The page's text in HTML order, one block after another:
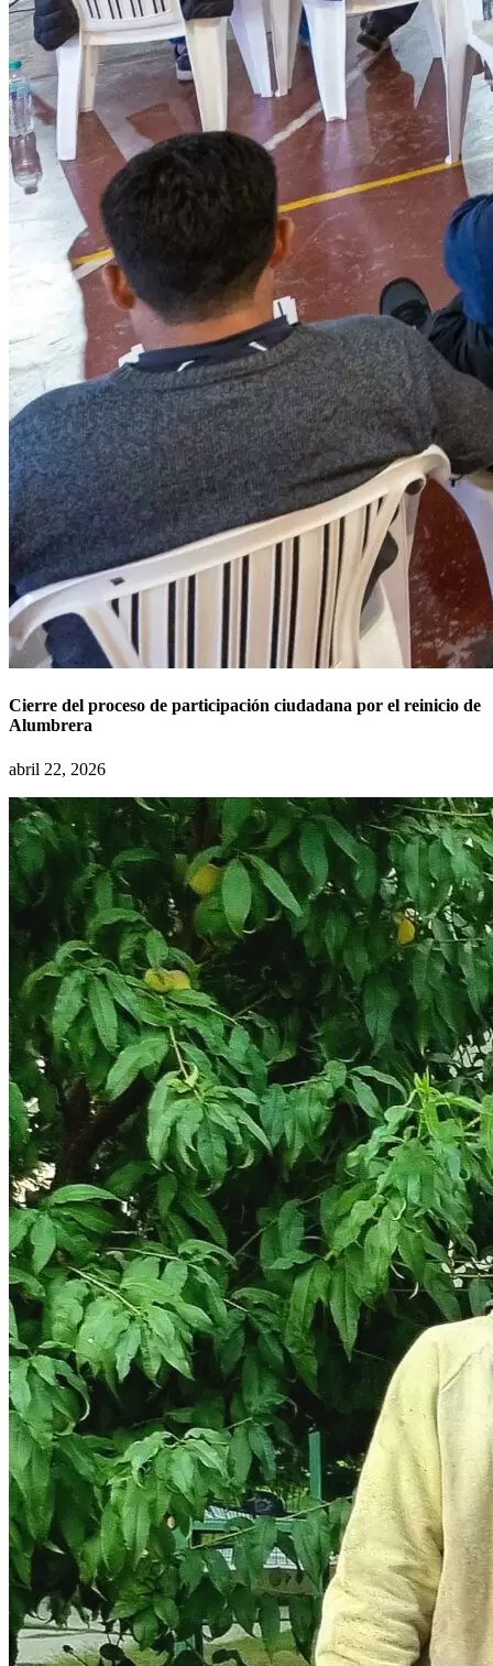
Cierre del proceso de participación ciudadana por el reinicio de
Alumbrera
abril 22, 2026